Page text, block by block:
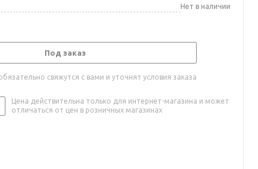
Нет в наличии
Под заказ
свяжутся с вами и уточнят условия заказа
Цена действительна только для интернет-магазина и может
отличаться от цен в розничных магазинах